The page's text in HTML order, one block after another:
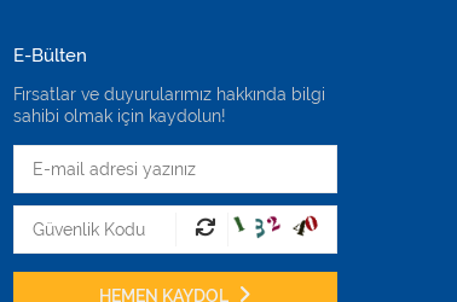
E-Bülten
Fırsatlar ve duyurularımız hakkında bilgi
sahibi olmak için kaydolun!
HEMEN KAYDOL